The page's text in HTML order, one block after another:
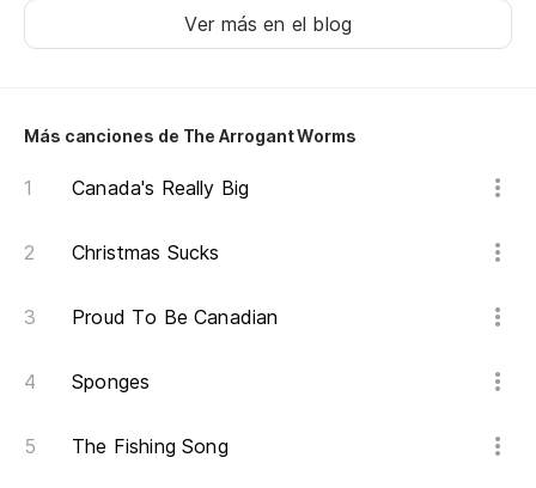
Ver más en el blog
Más canciones de The Arrogant Worms
Canada's Really Big
Christmas Sucks
Proud To Be Canadian
Sponges
The Fishing Song